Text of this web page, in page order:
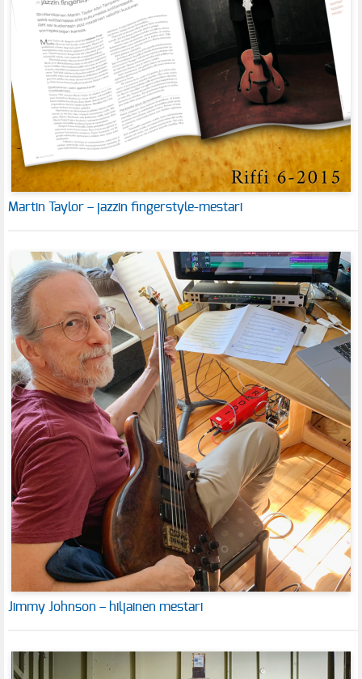
Martin Taylor – jazzin fingerstyle-mestari
Jimmy Johnson – hiljainen mestari